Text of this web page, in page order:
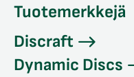
Tuotemerkkejä
Discraft
Dynamic Discs